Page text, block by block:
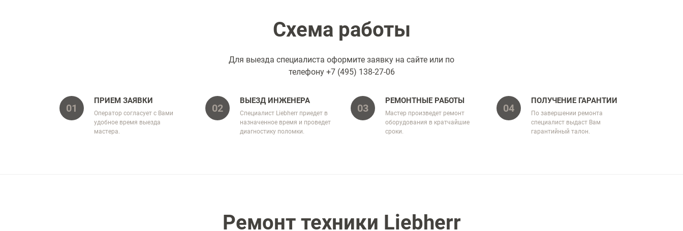
Схема работы
Для выезда специалиста оформите заявку на сайте или по
телефону +7 (495) 138-27-06
01
ПРИЕМ ЗАЯВКИ
Оператор согласует с Вами
удобное время выезда
мастера.
02
ВЫЕЗД ИНЖЕНЕРА
Специалист Liebherr приедет в
назначенное время и проведет
диагностику поломки.
03
РЕМОНТНЫЕ РАБОТЫ
Мастер произведет ремонт
оборудования в кратчайшие
сроки.
04
ПОЛУЧЕНИЕ ГАРАНТИИ
По завершении ремонта
специалист выдаст Вам
гарантийный талон.
Ремонт техники Liebherr